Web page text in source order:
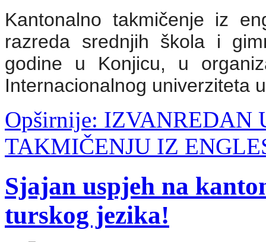
Kantonalno takmičenje iz
razreda srednjih škola i
godine u Konjicu, u
Internacionalnog univerziteta
Opširnije: IZVANREDAN
TAKMIČENJU IZ
Sjajan uspjeh na
turskog jezika!